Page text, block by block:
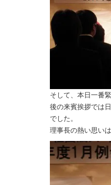
そして、本日一番
後の来賓挨拶では
でした。
理事長の熱い思い